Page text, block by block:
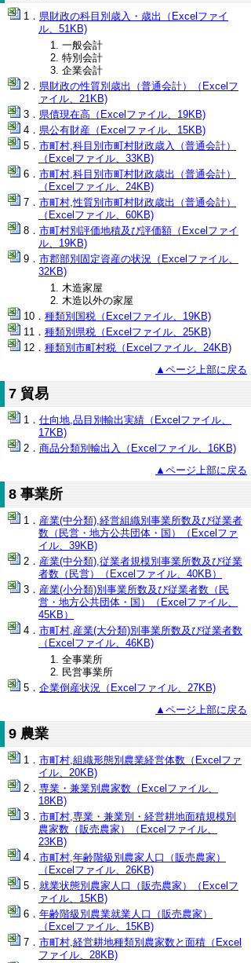
県財政の科目別歳入・歳出（Excelファイ
ル、51KB)
一般会計
特別会計
企業会計
県財政の性質別歳出（普通会計）（Excelフ
ァイル、21KB)
県債現在高（Excelファイル、19KB)
県公有財産（Excelファイル、15KB)
市町村,科目別市町村財政歳入（普通会計）
（Excelファイル、33KB)
市町村,科目別市町村財政歳出（普通会計）
（Excelファイル、24KB)
市町村,性質別市町村財政歳出（普通会計）
（Excelファイル、60KB)
市町村別評価地積及び評価額（Excelファイ
ル、19KB)
市郡部別固定資産の状況（Excelファイル、
32KB)
木造家屋
木造以外の家屋
種類別国税（Excelファイル、19KB)
種類別県税（Excelファイル、25KB)
種類別市町村税（Excelファイル、24KB)
▲ページ上部に戻る
7 貿易
仕向地,品目別輸出実績（Excelファイル、
17KB)
商品分類別輸出入（Excelファイル、16KB)
▲ページ上部に戻る
8 事業所
産業(中分類),経営組織別事業所数及び従業者
数（民営・地方公共団体・国）（Excelファ
イル、39KB)
産業(中分類),従業者規模別事業所数及び従業
者数（民営）（Excelファイル、40KB）
産業(小分類)別事業所数及び従業者数（民
営・地方公共団体・国）（Excelファイル、
45KB）
市町村,産業(大分類)別事業所数及び従業者数
（Excelファイル、46KB)
全事業所
民営事業所
企業倒産状況（Excelファイル、27KB)
▲ページ上部に戻る
9 農業
市町村,組織形態別農業経営体数（Excelファ
イル、20KB)
専業・兼業別農家数（Excelファイル、
18KB)
市町村,専業・兼業別・経営耕地面積規模別
農家数（販売農家）（Excelファイル、
23KB)
市町村,年齢階級別農家人口（販売農家）
（Excelファイル、26KB)
就業状態別農家人口（販売農家）（Excelフ
ァイル、15KB)
年齢階級別農業就業人口（販売農家）
（Excelファイル、15KB)
市町村,経営耕地種類別農家数と面積（Excel
ファイル、28KB)